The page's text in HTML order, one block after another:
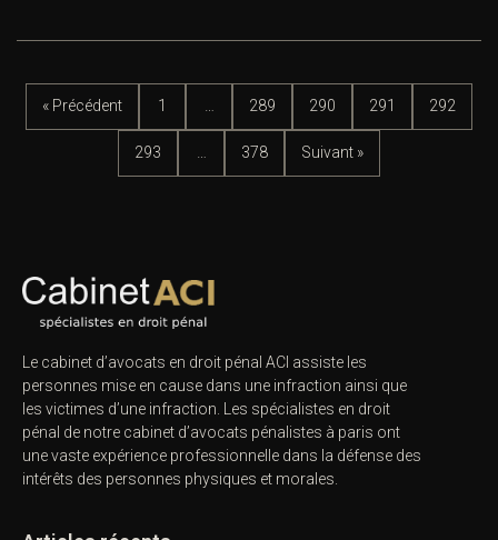
« Précédent 1 289 290 291 292
293 378 Suivant »
Le cabinet d’avocats en droit pénal ACI assiste les
personnes mise en cause dans une infraction ainsi que
les victimes d’une infraction. Les spécialistes en droit
pénal de notre cabinet d’avocats pénalistes à paris ont
une vaste expérience professionnelle dans la défense des
intérêts des personnes physiques et morales.